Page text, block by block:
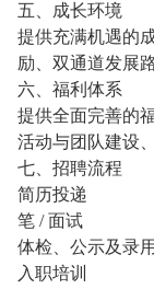
五、成长环境
提供充满机遇的
励、双通道发展路
六、福利体系
提供全面完善的
活动与团队建设
七、招聘流程
简历投递
笔 / 面试
体检、公示及录用
入职培训